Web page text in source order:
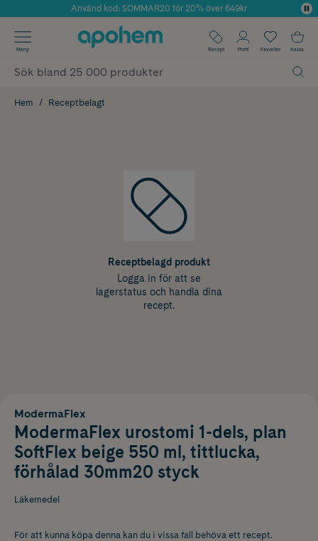
Årets Butik 2025 inom Skönhet
Använd kod: SOMMAR20 för 20% över 649kr
✓ Fri frakt
✓ Poäng på alla köp*
Meny Recept Profil Favoriter Kassa
Hem Receptbelagt
Receptbelagd produkt
Logga in för att se
lagerstatus och handla dina
recept.
ModermaFlex
ModermaFlex urostomi 1-dels, plan
SoftFlex beige 550 ml, tittlucka,
förhålad 30mm20 styck
Läkemedel
För att kunna köpa denna kan du i vissa fall behöva ett recept.